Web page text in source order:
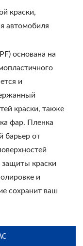
краски,
автомобиля
основана на
и
краски, также
фар. Пленка
барьер от
защиты краски
и
сохранит ваш